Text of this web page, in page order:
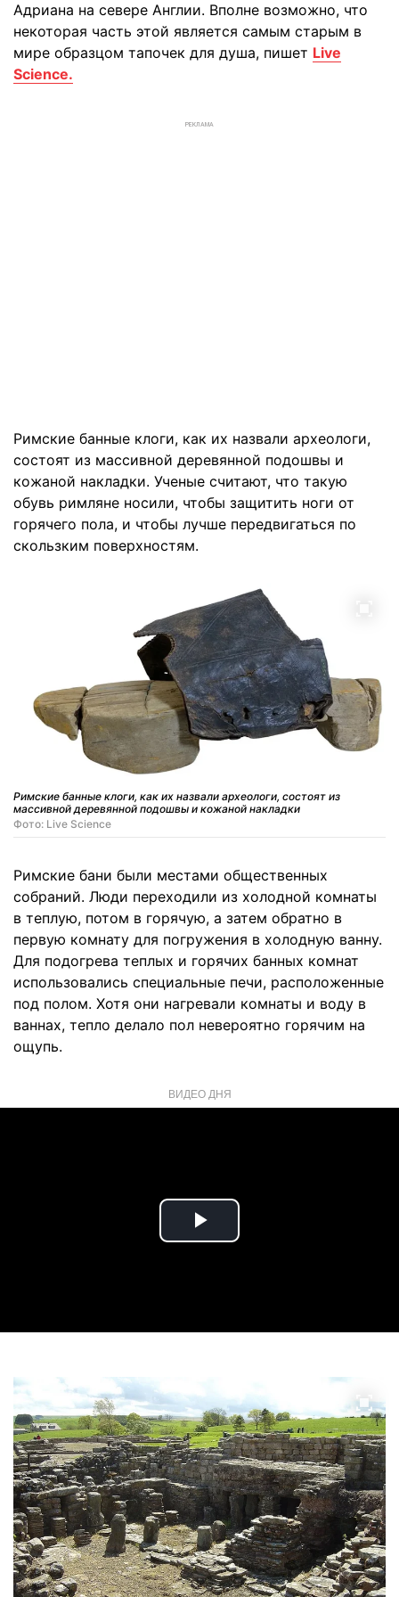
Адриана на севере Англии. Вполне возможно, что
некоторая часть этой является самым старым в
мире образцом тапочек для душа, пишет Live
Science.
РЕКЛАМА
Римские банные клоги, как их назвали археологи,
состоят из массивной деревянной подошвы и
кожаной накладки. Ученые считают, что такую
обувь римляне носили, чтобы защитить ноги от
горячего пола, и чтобы лучше передвигаться по
скользким поверхностям.
Римские банные клоги, как их назвали археологи, состоят из
массивной деревянной подошвы и кожаной накладки
Фото: Live Science
Римские бани были местами общественных
собраний. Люди переходили из холодной комнаты
в теплую, потом в горячую, а затем обратно в
первую комнату для погружения в холодную ванну.
Для подогрева теплых и горячих банных комнат
использовались специальные печи, расположенные
под полом. Хотя они нагревали комнаты и воду в
ваннах, тепло делало пол невероятно горячим на
ощупь.
ВИДЕО ДНЯ
Play